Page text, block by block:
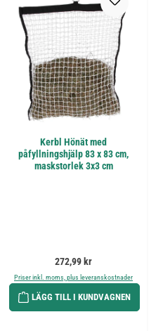
Kerbl Hönät med
påfyllningshjälp 83 x 83 cm,
maskstorlek 3x3 cm
Ordinarie pris:
272,99 kr
Priser inkl. moms, plus leveranskostnader
LÄGG TILL I KUNDVAGNEN